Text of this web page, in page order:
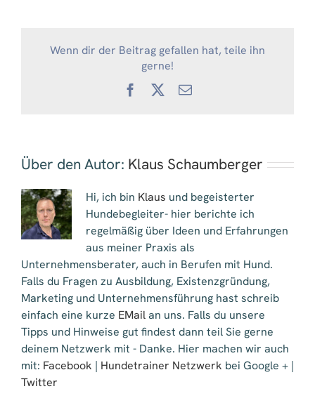
Wenn dir der Beitrag gefallen hat, teile ihn
gerne!
Facebook
X
E-
Über den Autor: Klaus Schaumberger
Hi, ich bin Klaus und begeisterter
Hundebegleiter- hier berichte ich
regelmäßig über Ideen und Erfahrungen
aus meiner Praxis als
Unternehmensberater, auch in Berufen mit Hund.
Falls du Fragen zu Ausbildung, Existenzgründung,
Marketing und Unternehmensführung hast schreib
einfach eine kurze EMailan uns. Falls du unsere
Tipps und Hinweise gut findest dann teil Sie gerne
deinem Netzwerk mit - Danke. Hier machen wir auch
mit: Facebook | Hundetrainer Netzwerk bei Google + |
Twitter